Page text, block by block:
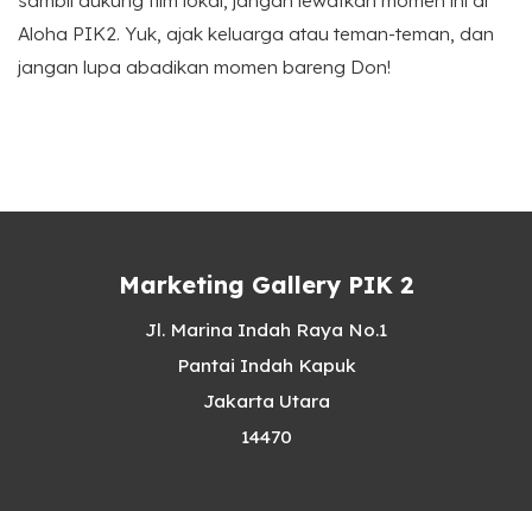
Aloha PIK2. Yuk, ajak keluarga atau teman-teman, dan
jangan lupa abadikan momen bareng Don!
Marketing Gallery PIK 2
Jl. Marina Indah Raya No.1
Pantai Indah Kapuk
Jakarta Utara
14470